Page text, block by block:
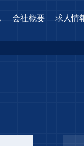
会社概要 求人情